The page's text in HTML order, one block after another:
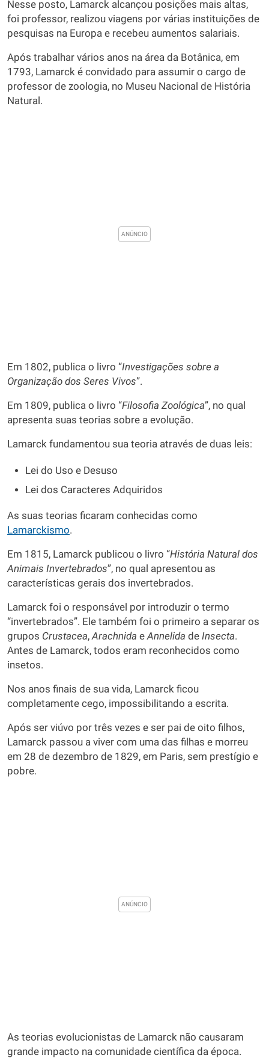
Nesse posto, Lamarck alcançou posições mais altas,
foi professor, realizou viagens por várias instituições de
pesquisas na Europa e recebeu aumentos salariais.
Após trabalhar vários anos na área da Botânica, em
1793, Lamarck é convidado para assumir o cargo de
professor de zoologia, no Museu Nacional de História
Natural.
Em 1802, publica o livro “Investigações sobre a
Organização dos Seres Vivos”.
Em 1809, publica o livro “Filosofia Zoológica”, no qual
apresenta suas teorias sobre a evolução.
Lamarck fundamentou sua teoria através de duas leis:
Lei do Uso e Desuso
Lei dos Caracteres Adquiridos
As suas teorias ficaram conhecidas como
Lamarckismo.
Em 1815, Lamarck publicou o livro “História Natural dos
Animais Invertebrados”, no qual apresentou as
características gerais dos invertebrados.
Lamarck foi o responsável por introduzir o termo
“invertebrados”. Ele também foi o primeiro a separar os
grupos Crustacea,Arachnida eAnnelida de Insecta.
Antes de Lamarck, todos eram reconhecidos como
insetos.
Nos anos finais de sua vida, Lamarck ficou
completamente cego, impossibilitando a escrita.
Após ser viúvo por três vezes e ser pai de oito filhos,
Lamarck passou a viver com uma das filhas e morreu
em 28 de dezembro de 1829, em Paris, sem prestígio e
pobre.
As teorias evolucionistas de Lamarck não causaram
grande impacto na comunidade científica da época.